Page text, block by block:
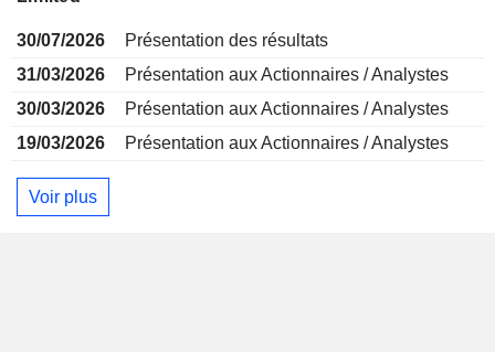
30/07/2026
Présentation des résultats
31/03/2026
Présentation aux Actionnaires / Analystes
30/03/2026
Présentation aux Actionnaires / Analystes
19/03/2026
Présentation aux Actionnaires / Analystes
Voir plus